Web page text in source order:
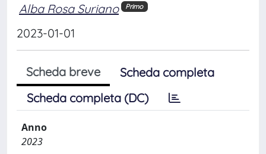
Alba Rosa Suriano Primo
2023-01-01
Scheda breve
Scheda completa
Scheda completa (DC)
Anno
2023